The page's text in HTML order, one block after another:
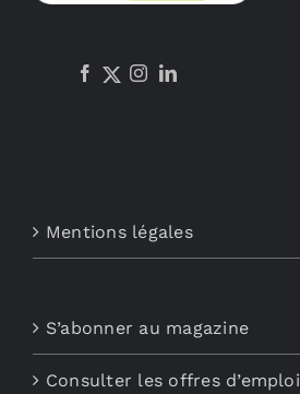
Mentions légales
S’abonner au magazine
Consulter les offres d’emploi